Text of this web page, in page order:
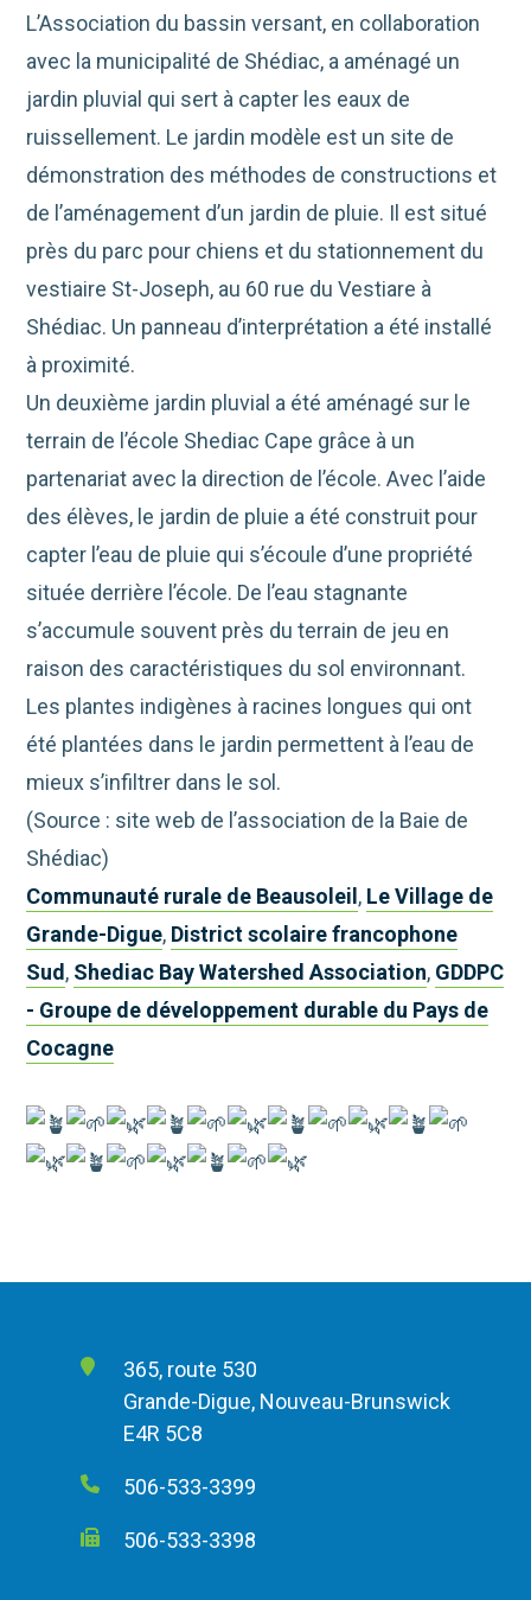
L’Association du bassin versant, en collaboration
avec la municipalité de Shédiac, a aménagé un
jardin pluvial qui sert à capter les eaux de
ruissellement. Le jardin modèle est un site de
démonstration des méthodes de constructions et
de l’aménagement d’un jardin de pluie. Il est situé
près du parc pour chiens et du stationnement du
vestiaire St-Joseph, au 60 rue du Vestiare à
Shédiac. Un panneau d’interprétation a été installé
à proximité.
Un deuxième jardin pluvial a été aménagé sur le
terrain de l’école Shediac Cape grâce à un
partenariat avec la direction de l’école. Avec l’aide
des élèves, le jardin de pluie a été construit pour
capter l’eau de pluie qui s’écoule d’une propriété
située derrière l’école. De l’eau stagnante
s’accumule souvent près du terrain de jeu en
raison des caractéristiques du sol environnant.
Les plantes indigènes à racines longues qui ont
été plantées dans le jardin permettent à l’eau de
mieux s’infiltrer dans le sol.
(Source : site web de l’association de la Baie de
Shédiac)
Communauté rurale de Beausoleil , Le Village de
Grande-Digue, District scolaire francophone
Sud, Shediac Bay Watershed Association, GDDPC
- Groupe de développement durable du Pays de
Cocagne
365, route 530
Grande-Digue, Nouveau-Brunswick
E4R 5C8
506-533-3399
506-533-3398